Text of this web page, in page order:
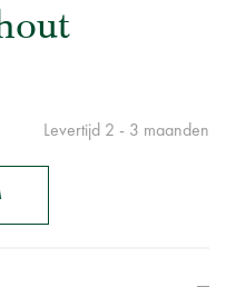
Levertijd 2 - 3 maanden